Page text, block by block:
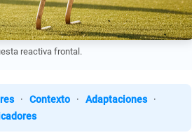
reactiva frontal.
· Contexto · Adaptaciones
·